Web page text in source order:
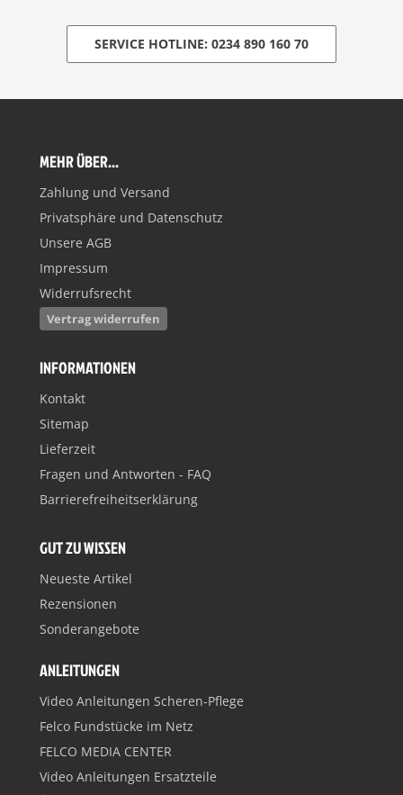
SERVICE HOTLINE: 0234 890 160 70
MEHR ÜBER...
Zahlung und Versand
Privatsphäre und Datenschutz
Unsere AGB
Impressum
Widerrufsrecht
Vertrag widerrufen
INFORMATIONEN
Kontakt
Sitemap
Lieferzeit
Fragen und Antworten - FAQ
Barrierefreiheitserklärung
GUT ZU WISSEN
Neueste Artikel
Rezensionen
Sonderangebote
ANLEITUNGEN
Video Anleitungen Scheren-Pflege
Felco Fundstücke im Netz
FELCO MEDIA CENTER
Video Anleitungen Ersatzteile